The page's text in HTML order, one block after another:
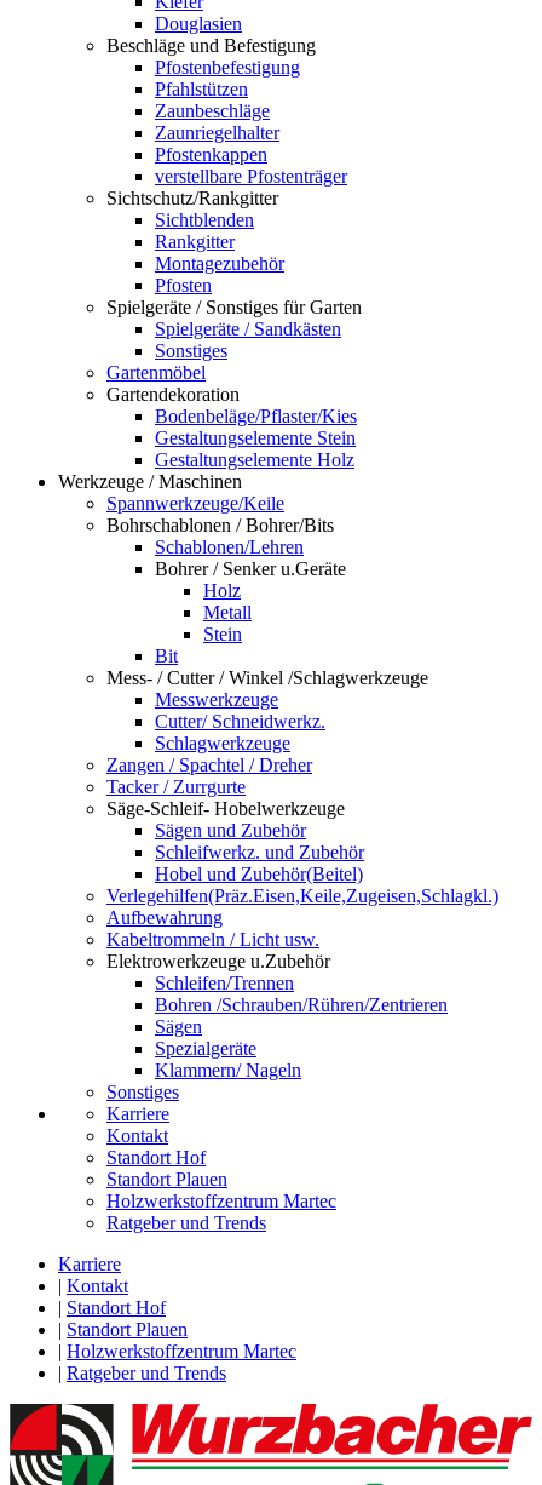
Douglasien
Beschläge und Befestigung
Pfostenbefestigung
Pfahlstützen
Zaunbeschläge
Zaunriegelhalter
Pfostenkappen
verstellbare Pfostenträger
Sichtschutz/Rankgitter
Sichtblenden
Rankgitter
Montagezubehör
Pfosten
Spielgeräte / Sonstiges für Garten
Spielgeräte / Sandkästen
Sonstiges
Gartenmöbel
Gartendekoration
Bodenbeläge/Pflaster/Kies
Gestaltungselemente Stein
Gestaltungselemente Holz
Werkzeuge / Maschinen
Spannwerkzeuge/Keile
Bohrschablonen / Bohrer/Bits
Schablonen/Lehren
Bohrer / Senker u.Geräte
Holz
Metall
Stein
Bit
Mess- / Cutter / Winkel /Schlagwerkzeuge
Messwerkzeuge
Cutter/ Schneidwerkz.
Schlagwerkzeuge
Zangen / Spachtel / Dreher
Tacker / Zurrgurte
Säge-Schleif- Hobelwerkzeuge
Sägen und Zubehör
Schleifwerkz. und Zubehör
Hobel und Zubehör(Beitel)
Verlegehilfen(Präz.Eisen,Keile,Zugeisen,Schlagkl.)
Aufbewahrung
Kabeltrommeln / Licht usw.
Elektrowerkzeuge u.Zubehör
Schleifen/Trennen
Bohren /Schrauben/Rühren/Zentrieren
Sägen
Spezialgeräte
Klammern/ Nageln
Sonstiges
Karriere
Kontakt
Standort Hof
Standort Plauen
Holzwerkstoffzentrum Martec
Ratgeber und Trends
Karriere
| Kontakt
| Standort Hof
| Standort Plauen
| Holzwerkstoffzentrum Martec
| Ratgeber und Trends